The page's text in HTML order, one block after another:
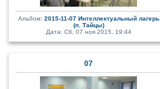
Альбом: 2015-11-07 Интеллектуальный лагерь
(п. Тайцы)
Дата: Сб, 07 ноя 2015, 19:44
07